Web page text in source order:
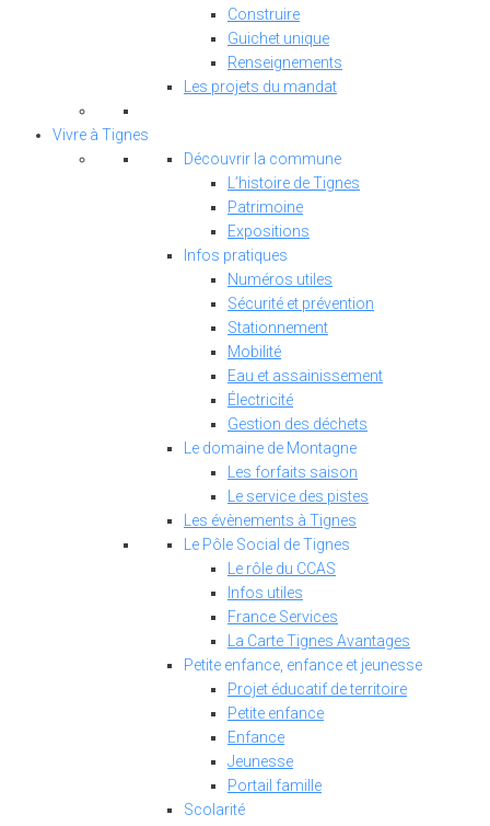
Construire
Guichet unique
Renseignements
Les projets du mandat
Vivre à Tignes
Découvrir la commune
L’histoire de Tignes
Patrimoine
Expositions
Infos pratiques
Numéros utiles
Sécurité et prévention
Stationnement
Mobilité
Eau et assainissement
Électricité
Gestion des déchets
Le domaine de Montagne
Les forfaits saison
Le service des pistes
Les évènements à Tignes
Le Pôle Social de Tignes
Le rôle du CCAS
Infos utiles
France Services
La Carte Tignes Avantages
Petite enfance, enfance et jeunesse
Projet éducatif de territoire
Petite enfance
Enfance
Jeunesse
Portail famille
Scolarité